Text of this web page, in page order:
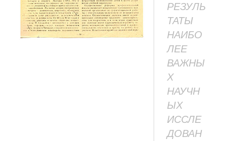
РЕЗУЛЬ
ТАТЫ
НАИБО
ЛЕЕ
ВАЖНЫ
Х
НАУЧН
ЫХ
ИССЛЕ
ДОВАН